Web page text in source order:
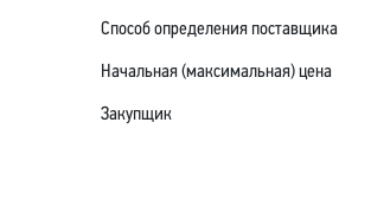
Способ определения поставщика
Начальная (максимальная) цена
Закупщик